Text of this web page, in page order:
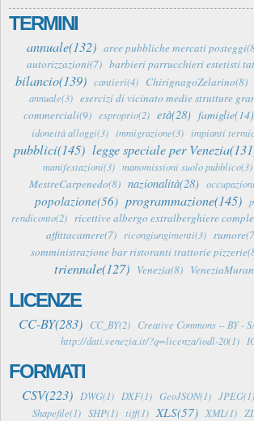
TERMINI
annuale(132) aree pubbliche mercati
autorizzazioni(7) barbieri parrucchieri estetisti
bilancio(139) cantieri(4) ChirignagoZelarino(8)
annuale(3) esercizi di vicinato medie strutture
commerciali(9) esproprio(2) età(28) famiglie(14)
idoneità alloggi(3) immigrazione(3) impianti
pubblici(145) legge speciale per
manifestazioni(3) manomissioni suolo pubblico(3)
MestreCarpenedo(8) nazionalità(28)
popolazione(56) programmazione(145)
rendiconto(2) ricettive albergo extralberghiere
affittacamere(7)
ricongiungimenti(3)
somministrazione bar ristoranti trattorie
triennale(127) Venezia(8)
LICENZE
CC-BY(283) CC_BY(2)
Creative Commons -- BY -
http://dati.venezia.it/?q=licenza/iodl-20(1)
FORMATI
CSV(223) DWG(1) DXF(1) GeoJSON(1) JPEG(1)
Shapefile(1) SHP(1) tiff(1) XLS(57) XML(1)